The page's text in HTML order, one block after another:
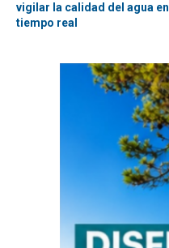
vigilar la calidad del agua en
tiempo real